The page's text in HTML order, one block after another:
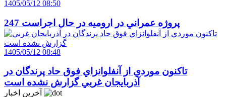
1405/05/12 08:50
247 پروژه عمراني در اروميه در حال اجراست
1405/05/12 08:48
تاکنون موردي از آنفلوانزاي فوق حاد پرندگان در
آذربايجان غربي گزارش نشده است